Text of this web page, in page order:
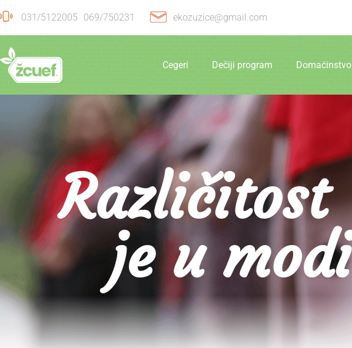
031/5122005 069/750231 ekozuzice@gmail.com
Cegeri Dečiji program Domaćinstvo
Različitost
je u modi